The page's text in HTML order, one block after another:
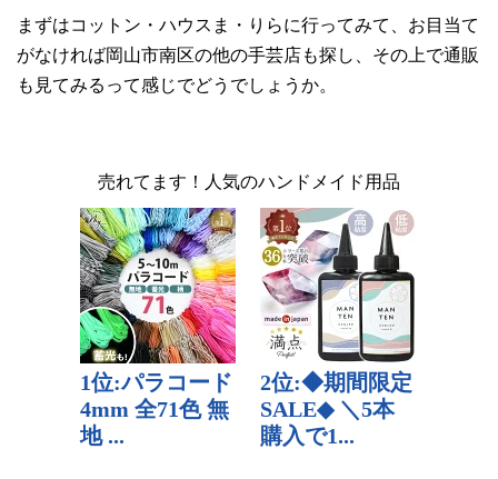
まずはコットン・ハウスま・りらに行ってみて、お目当て
がなければ岡山市南区の他の手芸店も探し、その上で通販
も見てみるって感じでどうでしょうか。
売れてます！人気のハンドメイド用品